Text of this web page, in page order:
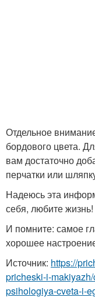
Отдельное
бордового цвета.
вам достаточно
перчатки или
Надеюсь эта
себя, любите
И помните: самое
хорошее
Источник: https://
pricheski-i-
psihologiya-cveta-i-